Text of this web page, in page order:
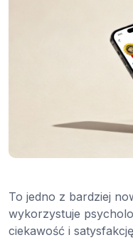
To jedno z bardziej
wykorzystuje
ciekawość i